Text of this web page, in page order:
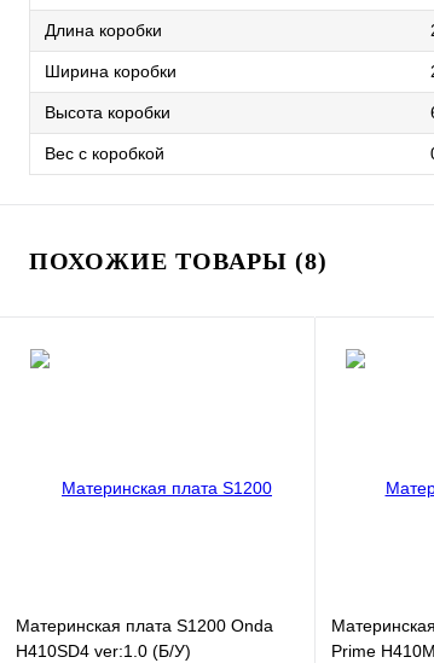
Длина коробки
Ширина коробки
Высота коробки
Вес с коробкой
ПОХОЖИЕ ТОВАРЫ (8)
Материнская плата S1200 Onda
H410SD4 ver:1.0 (Б/У)
Prime